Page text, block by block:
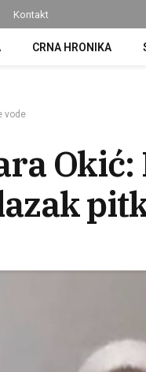
Kontakt
CRNA HRONIKA
vode
Okić: